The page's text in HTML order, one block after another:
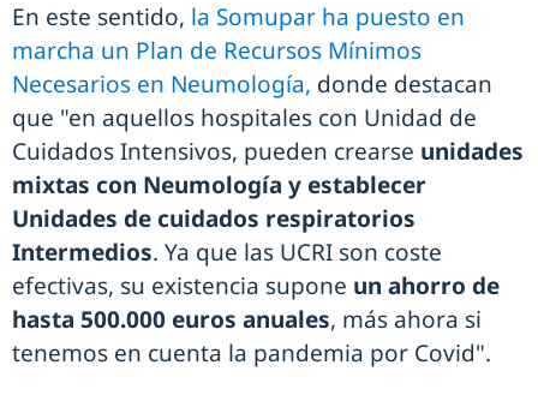
En este sentido, la Somupar ha puesto en
marcha un Plan de Recursos Mínimos
Necesarios en Neumología, donde destacan
que "en aquellos hospitales con Unidad de
Cuidados Intensivos, pueden crearse unidades
mixtas con Neumología y establecer
Unidades de cuidados respiratorios
Intermedios. Ya que las UCRI son coste
efectivas, su existencia supone un ahorro de
hasta 500.000 euros anuales, más ahora si
tenemos en cuenta la pandemia por Covid".